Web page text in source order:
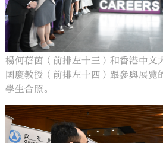
楊何蓓茵（前排左十三）和香港中文
國慶教授（前排左十四）跟參與展覽
學生合照。